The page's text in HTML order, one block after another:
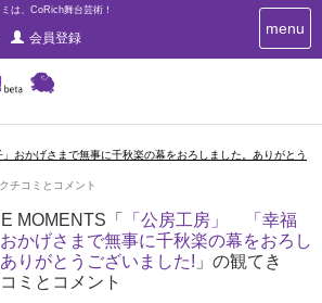
は、CoRich舞台芸術！
会員登録
T
o
n
i
g
a
menu
おかげさまで無事に千秋楽の幕をおろしました。ありがとう
クチコミとコメント
MOMENTS「
「公房工房」 「幸福
かげさまで無事に千秋楽の幕をおろし
りがとうございました! 」の観てき
ミとコメント